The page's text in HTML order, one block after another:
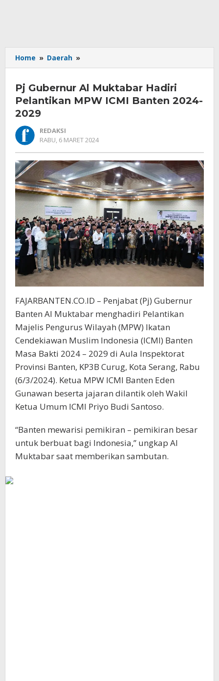
Home » Daerah »
Gubernur
Muktabar
Hadiri
Banten
2024-
2029
Pj Gubernur Al Muktabar Hadiri
Pelantikan MPW ICMI Banten 2024-
2029
REDAKSI
RABU, 6 MARET 2024
FAJARBANTEN.CO.ID – Penjabat (Pj) Gubernur
Banten Al Muktabar menghadiri Pelantikan
Majelis Pengurus Wilayah (MPW) Ikatan
Cendekiawan Muslim Indonesia (ICMI) Banten
Masa Bakti 2024 – 2029 di Aula Inspektorat
Provinsi Banten, KP3B Curug, Kota Serang, Rabu
(6/3/2024). Ketua MPW ICMI Banten Eden
Gunawan beserta jajaran dilantik oleh Wakil
Ketua Umum ICMI Priyo Budi Santoso.
“Banten mewarisi pemikiran – pemikiran besar
untuk berbuat bagi Indonesia,” ungkap Al
Muktabar saat memberikan sambutan.